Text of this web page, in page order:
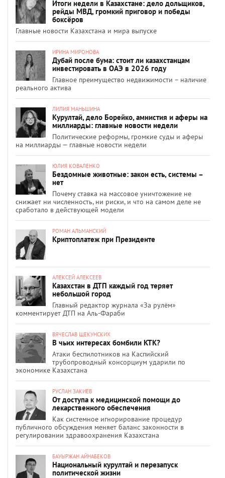
Итоги недели в Казахстане: дело дольщиков,
рейды МВД, громкий приговор и победы
боксёров
Главные новости Казахстана и мира выпуске
ИРИНА МИРОНОВА
Дубай после бума: стоит ли казахстанцам
инвестировать в ОАЭ в 2026 году
Главное преимущество недвижимости – наличие
реального актива
ЛИЛИЯ МАНЬШИНА
Курултай, дело Борейко, амнистия и аферы на
миллиарды: главные новости недели
Политические реформы, громкие суды и аферы
на миллиарды — главные новости недели
ЮЛИЯ КОВАЛЕНКО
Бездомные животные: закон есть, системы –
нет
Почему ставка на массовое уничтожение не
снижает ни численность, ни риски, и что на самом деле не
сработало в действующей модели
РОМАН АЛЬМАНСКИЙ
Криптоплатеж при Президенте
АЛЕКСЕЙ АЛЕКСЕЕВ
Казахстан в ДТП каждый год теряет
небольшой город
Главный редактор журнала «За рулём»
комментирует ДТП на Аль-Фараби
ВЯЧЕСЛАВ ЩЕКУНСКИХ
В чьих интересах бомбили КТК?
Атаки беспилотников на Каспийский
трубопроводный консорциум ударили по
экономике Казахстана
РУСЛАН ЗАКИЕВ
От доступа к медицинской помощи до
лекарственного обеспечения
Как системное игнорирование процедур
публичного обсуждения меняет баланс законности в
регулировании здравоохранения Казахстана
БАУЫРЖАН АЙНАБЕКОВ
Национальный курултай и перезапуск
политической жизни